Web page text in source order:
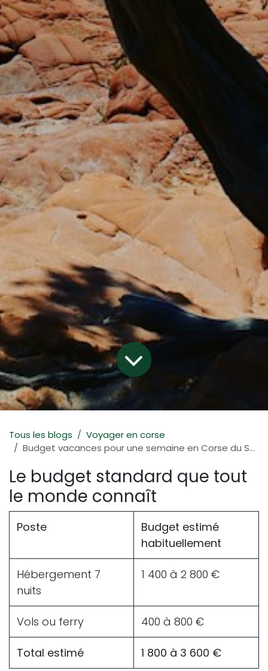
Tous les blogs
Voyager en corse
Budget vacances pour une semaine en Corse du Sud : ce que personne ne calcule
Le budget standard que tout
le monde connaît
Poste
Budget estimé
habituellement
Hébergement 7
nuits
1 400 à 2 800 €
Vols ou ferry 400 à 800 €
Total estimé 1 800 à 3 600 €